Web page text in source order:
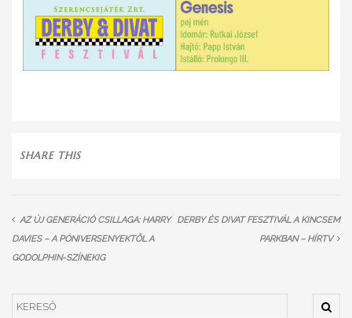
SHARE THIS
AZ ÚJ GENERÁCIÓ CSILLAGA: HARRY
DAVIES – A PÓNIVERSENYEKTŐL A
GODOLPHIN-SZÍNEKIG
DERBY ÉS DIVAT FESZTIVÁL A KINCSEM
PARKBAN – HÍRTV